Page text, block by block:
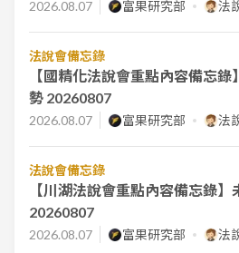
2026.08.07 富果研究部 法
法說會備忘錄
【國精化法說會重點內容備忘錄
勢 20260807
2026.08.07 富果研究部 法
法說會備忘錄
【川湖法說會重點內容備忘錄】
20260807
2026.08.07 富果研究部 法